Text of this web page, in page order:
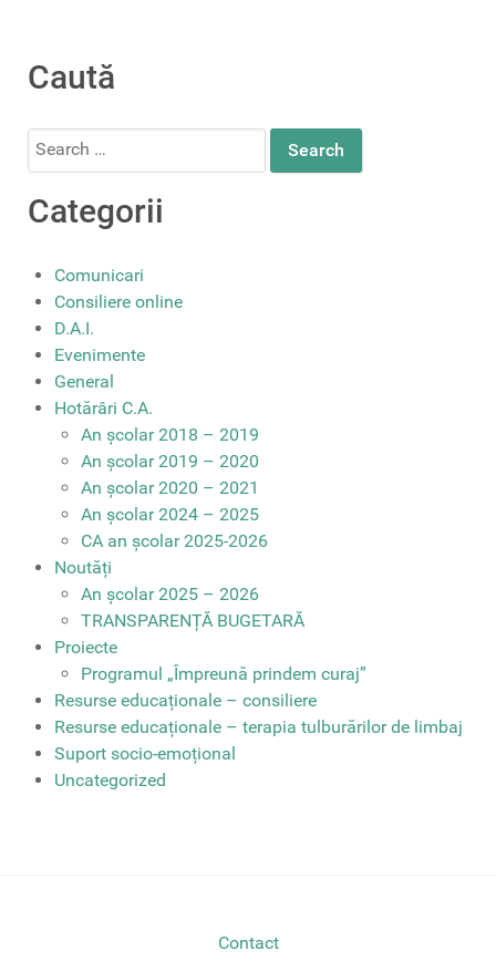
Caută
Search
Categorii
Comunicari
Consiliere online
D.A.I.
Evenimente
General
Hotărâri C.A.
An școlar 2018 – 2019
An școlar 2019 – 2020
An școlar 2020 – 2021
An școlar 2024 – 2025
CA an școlar 2025-2026
Noutăți
An școlar 2025 – 2026
TRANSPARENȚĂ BUGETARĂ
Proiecte
Programul „Împreună prindem curaj”
Resurse educaționale – consiliere
Resurse educaționale – terapia tulburărilor de limbaj
Suport socio-emoțional
Uncategorized
Contact